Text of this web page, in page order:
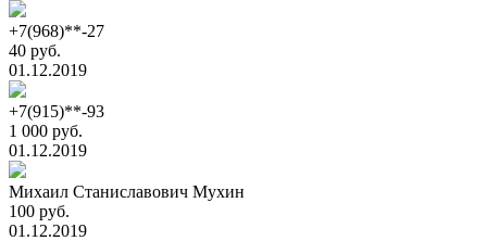
+7(968)**-27
40 руб.
01.12.2019
+7(915)**-93
1 000 руб.
01.12.2019
Михаил Станиславович Мухин
100 руб.
01.12.2019